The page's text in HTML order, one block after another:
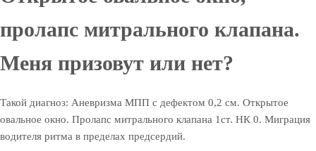
пролапс митрального клапана.
Меня призовут или нет?
Такой диагноз: Аневризма МПП с дефектом 0,2 см. Открытое
овальное окно. Пролапс митрального клапана 1ст. НК 0. Миграция
водителя ритма в пределах предсердий.